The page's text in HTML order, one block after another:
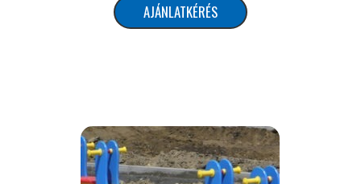
AJÁNLATKÉRÉS